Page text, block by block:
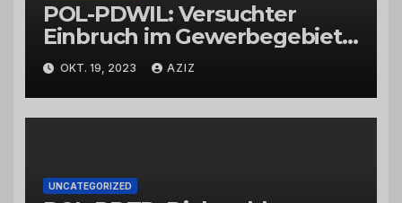
POL-PDWIL: Versuchter
Einbruch im Gewerbegebiet
Wittlich
OKT. 19, 2023 AZIZ
UNCATEGORIZED